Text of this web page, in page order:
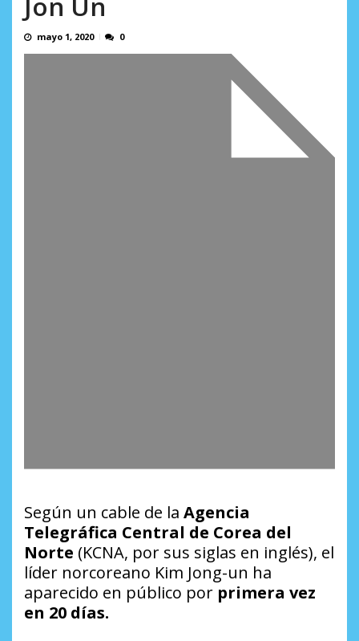
mayo 1, 2020 0
Según un cable de la Agencia
Telegráfica Central de Corea del
Norte (KCNA, por sus siglas en inglés), el
líder norcoreano Kim Jong-un ha
aparecido en público por primera vez
en 20 días.